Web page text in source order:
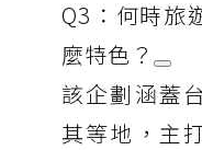
Q3：何時旅
麼特色？
該企劃涵蓋
其等地，主